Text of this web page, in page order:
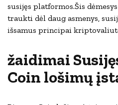
susijęs platformos.Šis
traukti dėl daug asmenys,
išsamus principai
žaidimai
Coin lošimų